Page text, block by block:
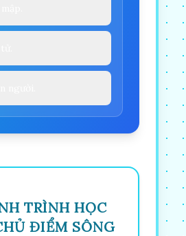
TRÌNH HỌC
ĐIỂM SÔNG